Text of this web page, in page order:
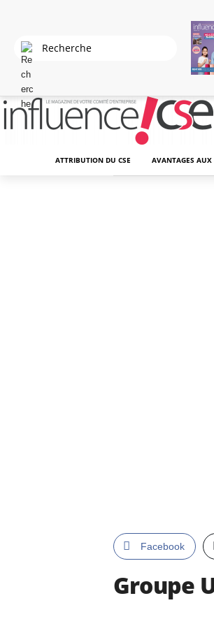
ATTRIBUTION DU CSE AVANTAGES AUX
Facebook
Groupe